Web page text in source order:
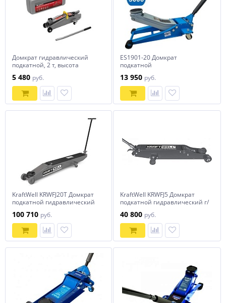
Домкрат гидравлический
подкатной, 2 т, высота
пластиковый кейсе Matrix
51028
5 480 руб.
ES1901-20 Домкрат
подкатной
13 950 руб.
KraftWell KRWFJ20T Домкрат
подкатной гидравлический
100 710 руб.
KraftWell KRWFJ5 Домкрат
подкатной гидравлический г/
40 800 руб.